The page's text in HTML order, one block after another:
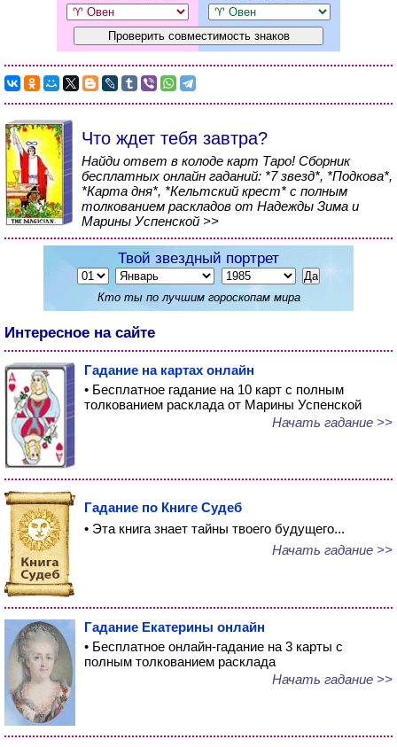
Что ждет тебя завтра?
Найди ответ в колоде карт Таро! Сборник
бесплатных онлайн гаданий: *7 звезд*, *Подкова*,
*Карта дня*, *Кельтский крест* с полным
толкованием раскладов от Надежды Зима и
Марины Успенской >>
Твой звездный портрет
Кто ты по лучшим гороскопам мира
Интересное на сайте
Гадание на картах онлайн
• Бесплатное гадание на 10 карт с полным
толкованием расклада от Марины Успенской
Начать гадание >>
Гадание по Книге Судеб
• Эта книга знает тайны твоего будущего...
Начать гадание >>
Гадание Екатерины онлайн
• Бесплатное онлайн-гадание на 3 карты с
полным толкованием расклада
Начать гадание >>